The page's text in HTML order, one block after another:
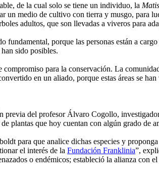
de la cual solo se tiene un individuo, la
un medio de cultivo con tierra y musgo, para
adultos, que son llevadas a viveros para
fundamental, porque las personas están a
sido posibles.
compromiso para la conservación. La
en un aliado, porque estas áreas se
previa del profesor Álvaro Cogollo,
plantas que hoy cuentan con algún grado de
para que analice dichas especies y
el interés de la Fundación Franklinia”,
o endémicos; estableció la alianza